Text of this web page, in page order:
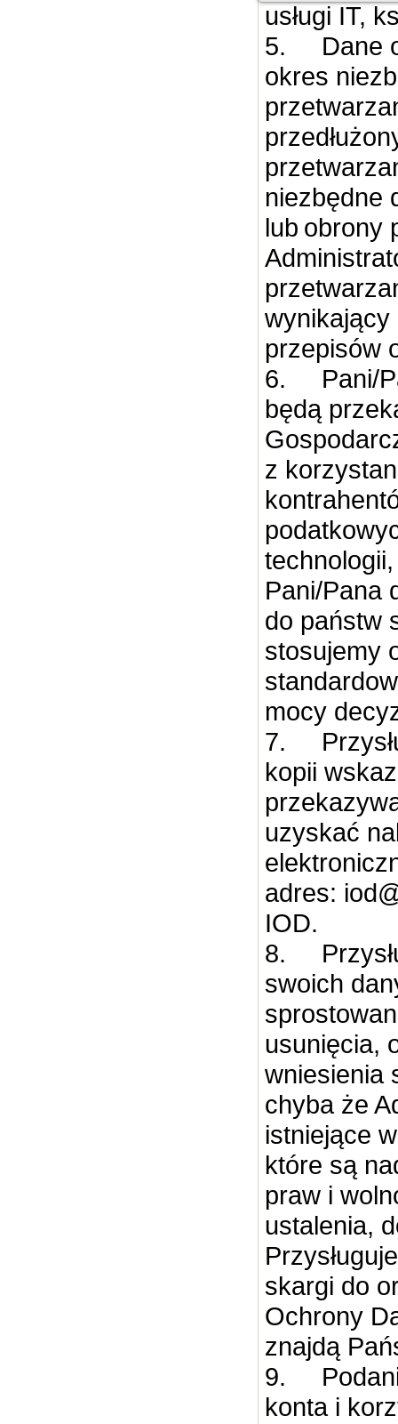
usługi IT,
5.
Dane
okres
niezbędne
lub obrony
wynikający
przepisów
6.
Pani/
będą
z
Pani/Pana
do państw
stosujemy
mocy
7.
kopii
uzyskać
adres:
IOD.
8.
swoich
usunięcia,
wniesienia
chyba że
istniejące
które są
praw i
ustalenia,
skargi do
Ochrony
znajdą
9.
konta i